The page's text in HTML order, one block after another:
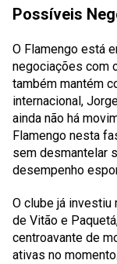
Possíveis
O Flamengo está
negociações com
também mantém
internacional,
ainda não há
Flamengo nesta
sem desmantelar
desempenho
O clube já investiu
de Vitão e
centroavante de
ativas no